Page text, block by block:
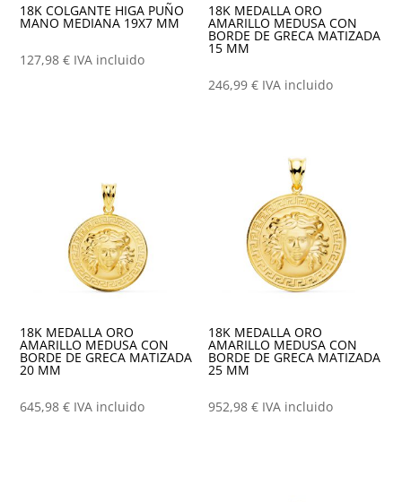
18K COLGANTE HIGA PUÑO
MANO MEDIANA 19X7 MM
127,98€ IVA incluido
18K MEDALLA ORO
AMARILLO MEDUSA CON
BORDE DE GRECA MATIZADA
15 MM
246,99€ IVA incluido
18K MEDALLA ORO
AMARILLO MEDUSA CON
BORDE DE GRECA MATIZADA
20 MM
645,98€ IVA incluido
18K MEDALLA ORO
AMARILLO MEDUSA CON
BORDE DE GRECA MATIZADA
25 MM
952,98€ IVA incluido